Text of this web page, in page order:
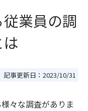
従業員の調
記事更新日： 2023/10/31
々な調査がありま